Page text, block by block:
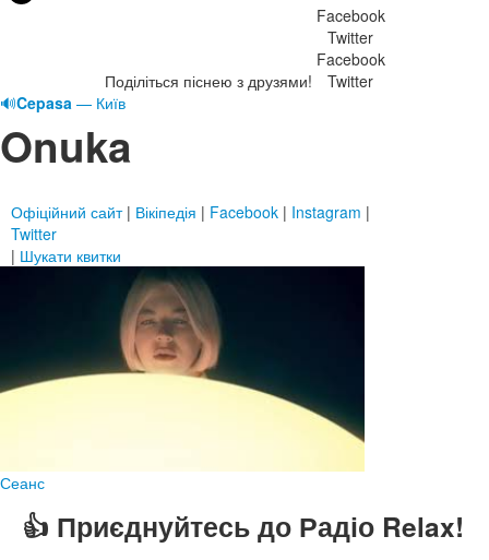
Поділіться піснею з друзями!
Facebook
Twitter
Facebook
Twitter
🔊Cepasa — Київ
Onuka
Офіційний сайт| Вікіпедія | Facebook | Instagram |
Twitter
| Шукати квитки
Сеанс
👍 Приєднуйтесь до Радіо Relax!